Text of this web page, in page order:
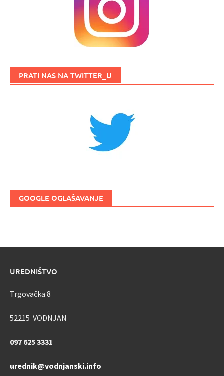
PRATI NAS NA TWITTER_U
GOOGLE OGLAŠAVANJE
UREDNIŠTVO
Trgovačka 8
52215 VODNJAN
097 625 3331
urednik@vodnjanski.info